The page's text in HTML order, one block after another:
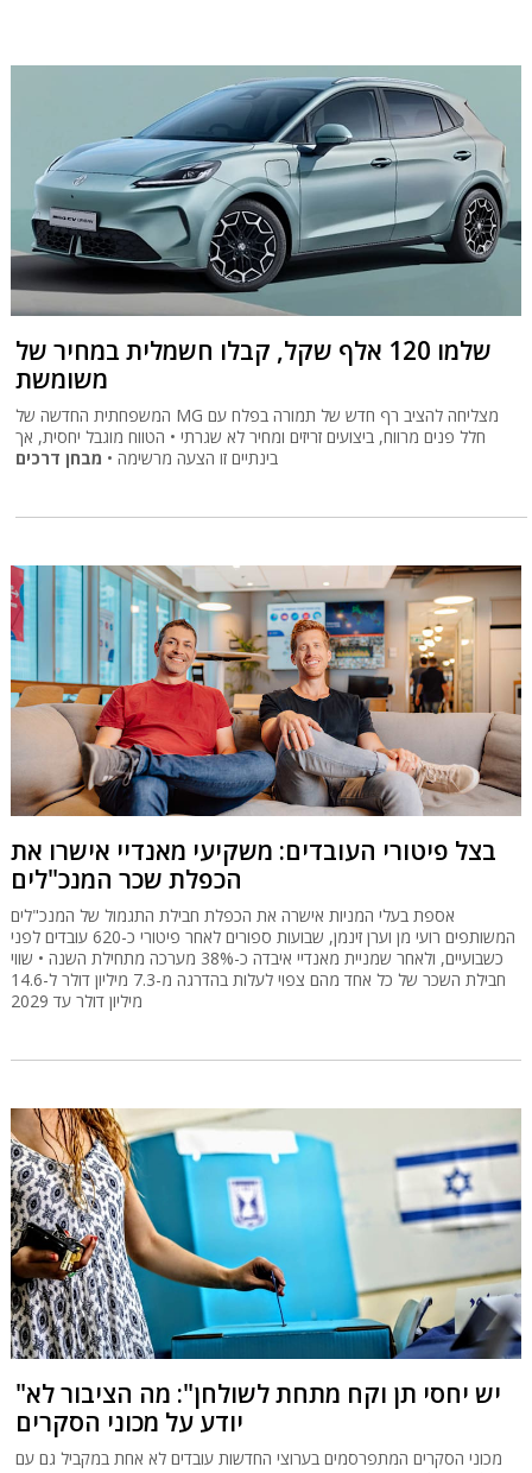
שלמו 120 אלף שקל, קבלו חשמלית במחיר של
משומשת
המשפחתית החדשה של MG מצליחה להציב רף חדש של תמורה בפלח עם
חלל פנים מרווח, ביצועים זריזים ומחיר לא שגרתי • הטווח מוגבל יחסית, אך
בינתיים זו הצעה מרשימה • מבחן דרכים
בצל פיטורי העובדים: משקיעי מאנדיי אישרו את
הכפלת שכר המנכ"לים
אספת בעלי המניות אישרה את הכפלת חבילת התגמול של המנכ"לים
המשותפים רועי מן וערן זינמן, שבועות ספורים לאחר פיטורי כ-620 עובדים לפני
כשבועיים, ולאחר שמניית מאנדיי איבדה כ-38% מערכה מתחילת השנה • שווי
חבילת השכר של כל אחד מהם צפוי לעלות בהדרגה מ-7.3 מיליון דולר ל-14.6
מיליון דולר עד 2029
"יש יחסי תן וקח מתחת לשולחן": מה הציבור לא
יודע על מכוני הסקרים
מכוני הסקרים המתפרסמים בערוצי החדשות עובדים לא אחת במקביל גם עם